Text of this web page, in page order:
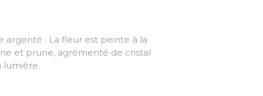
. La fleur est peinte à la
et prune, agrémenté de cristal
lumière.